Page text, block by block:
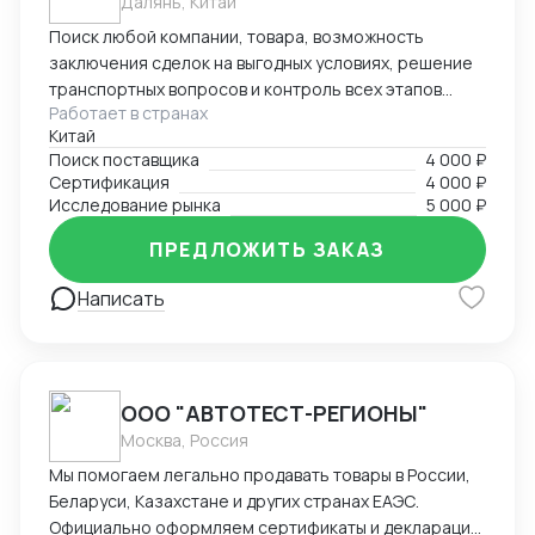
Поиск любой компании, товара, возможность
заключения сделок на выгодных условиях, решение
транспортных вопросов и контроль всех этапов
сотрудничества с иностранными партнерами.
Работает в странах
Китай
Поиск поставщика
4 000 ₽
Сертификация
4 000 ₽
Исследование рынка
5 000 ₽
Написать
ПРЕДЛОЖИТЬ ЗАКАЗ
ООО "АВТОТЕСТ-РЕГИОНЫ"
Москва, Россия
Мы помогаем легально продавать товары в России,
Беларуси, Казахстане и других странах ЕАЭС.
Официально оформляем сертификаты и декларации